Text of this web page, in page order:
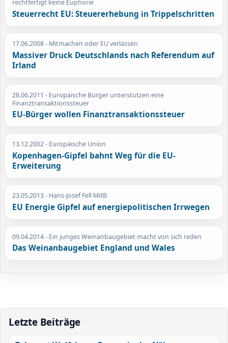
rechtfertigt keine Euphorie
Steuerrecht EU: Steuererhebung in Trippelschritten
17.06.2008- Mitmachen oder EU verlassen
Massiver Druck Deutschlands nach Referendum auf
Irland
28.06.2011 - Europäische Bürger unterstützen eine
Finanztransaktionssteuer
EU-Bürger wollen Finanztransaktionssteuer
13.12.2002- Europäische Union
Kopenhagen-Gipfel bahnt Weg für die EU-
Erweiterung
23.05.2013- Hans-Josef Fell MdB
EU Energie Gipfel auf energiepolitischen Irrwegen
09.04.2014- Ein junges Weinanbaugebiet macht von sich reden
Das Weinanbaugebiet England und Wales
Letzte Beiträge